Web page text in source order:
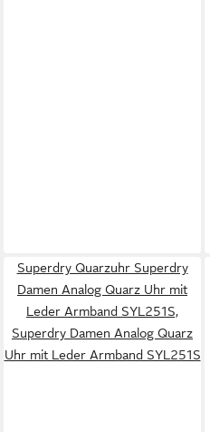
Superdry Quarzuhr Superdry
Damen Analog Quarz Uhr mit
Leder Armband SYL251S,
Superdry Damen Analog Quarz
Uhr mit Leder Armband SYL251S